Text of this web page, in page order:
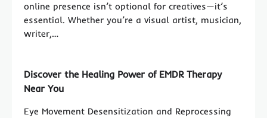
online presence isn’t optional for creatives—it’s
essential. Whether you’re a visual artist, musician,
writer,…
Discover the Healing Power of EMDR Therapy
Near You
Eye Movement Desensitization and Reprocessing